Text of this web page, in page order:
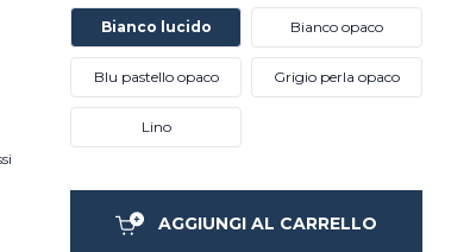
Bianco lucido Bianco opaco
Blu pastello opaco Grigio perla opaco
Lino
AGGIUNGI AL CARRELLO